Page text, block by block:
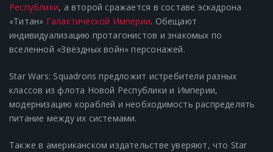
Республики, а второй сражается в составе эскадрона
«Титан» Галактической Империи. Обещают
индивидуализацию протагонистов и знакомых по
вселенной «Звёздных войн» персонажей.
Star Wars: Squadrons предложит истребители разных
классов из флота Новой Республики и Империи,
модернизацию кораблей и необходимость распределять
питание между их системами.
Также в американском издательстве уверяют, что Star